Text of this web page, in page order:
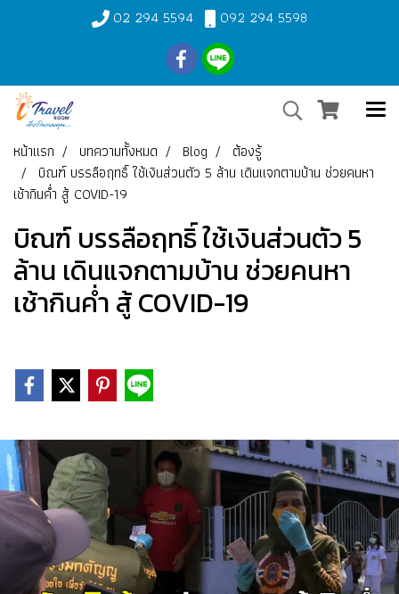
02 294 5594 092 294 5598
หน้าแรก บทความทั้งหมด Blog
ต้องรู้
บิณฑ์ บรรลือฤทธิ์ ใช้เงินส่วนตัว 5 ล้าน เดินแจกตามบ้าน ช่วยคนหา
เช้ากินค่ำ สู้ COVID-19
บิณฑ์ บรรลือฤทธิ์ ใช้เงินส่วนตัว 5
ล้าน เดินแจกตามบ้าน ช่วยคนหา
เช้ากินค่ำ สู้ COVID-19